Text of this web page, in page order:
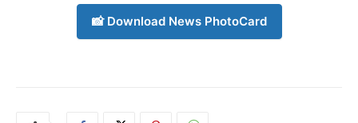
📸 Download News PhotoCard